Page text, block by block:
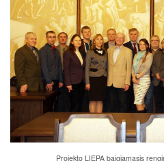
Projekto LIEPA baigiamasis